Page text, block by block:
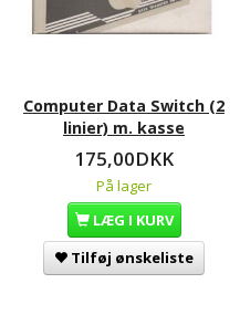
Computer Data Switch (2
linier) m. kasse
175,00DKK
På lager
LÆG I KURV
Tilføj ønskeliste